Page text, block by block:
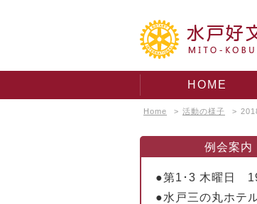
HOME
Home > 活動の様子 >
例会案内
●第1･3 木曜日
●水戸三の丸ホテ